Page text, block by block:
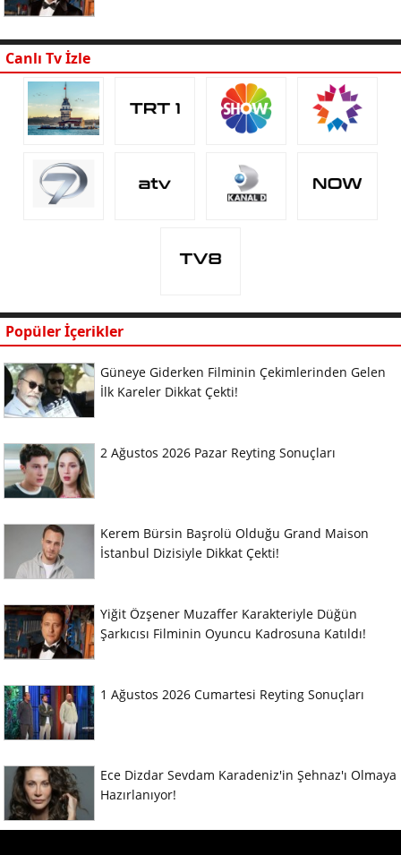
Canlı Tv İzle
Popüler İçerikler
Güneye Giderken Filminin Çekimlerinden Gelen
İlk Kareler Dikkat Çekti!
2 Ağustos 2026 Pazar Reyting Sonuçları
Kerem Bürsin Başrolü Olduğu Grand Maison
İstanbul Dizisiyle Dikkat Çekti!
Yiğit Özşener Muzaffer Karakteriyle Düğün
Şarkıcısı Filminin Oyuncu Kadrosuna Katıldı!
1 Ağustos 2026 Cumartesi Reyting Sonuçları
Ece Dizdar Sevdam Karadeniz'in Şehnaz'ı Olmaya
Hazırlanıyor!